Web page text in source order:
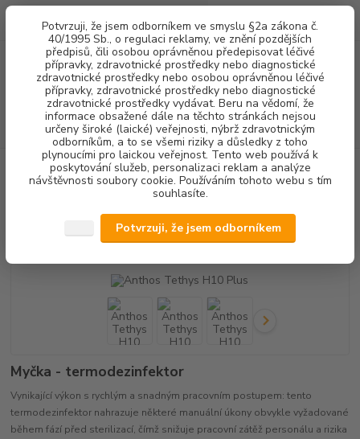
Potvrzuji, že jsem odborníkem ve smyslu §2a zákona č.
40/1995 Sb., o regulaci reklamy, ve znění pozdějších
předpisů, čili osobou oprávněnou předepisovat léčivé
přípravky, zdravotnické prostředky nebo diagnostické
zdravotnické prostředky nebo osobou oprávněnou léčivé
přípravky, zdravotnické prostředky nebo diagnostické
zdravotnické prostředky vydávat. Beru na vědomí, že
informace obsažené dále na těchto stránkách nejsou
určeny široké (laické) veřejnosti, nýbrž zdravotnickým
odborníkům, a to se všemi riziky a důsledky z toho
plynoucími pro laickou veřejnost. Tento web používá k
poskytování služeb, personalizaci reklam a analýze
návštěvnosti soubory cookie. Používáním tohoto webu s tím
souhlasíte.
Potvrzuji, že jsem odborníkem
Menu
CZK
Hledat
(Po-Pá, 8-16 hod.)
za0,00 Kč
STERILIZACE TERMODEZINFEKTORY
Anthos Tethys H10
Plus
Anthos Tethys H10 Plus
Myčka - termodezinfektor
Vynikající výkon s rychlým a snadným pracovním postupem: tento
termodezinfektor nahrazuje některé manuální úkony obvykle vyžadované
během fází před sterilizací, čímž snižuje pracovní zátěž personálu a rizika